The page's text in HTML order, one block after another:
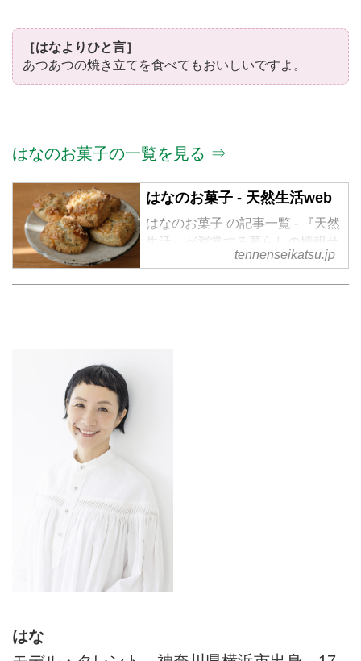
［はなよりひと言］
あつあつの焼き立てを食べてもおいしいですよ。
はなのお菓子の一覧を見る ⇒
はなのお菓子 - 天然生活web
はなのお菓子 の記事一覧 - 『天然
生活』が運営する暮らしの情報サ
イト。食やファッション、暮らし
tennenseikatsu.jp
はな